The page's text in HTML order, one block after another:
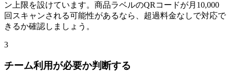
ン上限を設けています。商品ラベルのQRコードが月10,000
回スキャンされる可能性があるなら、超過料金なしで対応で
きるか確認しましょう。
3
チーム利用が必要か判断する